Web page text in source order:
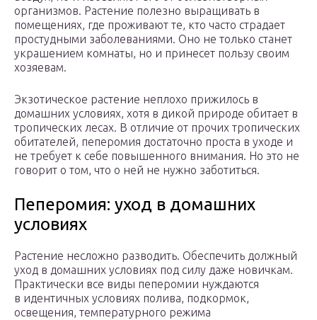
организмов. Растение полезно выращивать в
помещениях, где проживают те, кто часто страдает
простудными заболеваниями. Оно не только станет
украшением комнаты, но и принесет пользу своим
хозяевам.
Экзотическое растение неплохо прижилось в
домашних условиях, хотя в дикой природе обитает в
тропических лесах. В отличие от прочих тропических
обитателей, пеперомия достаточно проста в уходе и
не требует к себе повышенного внимания. Но это не
говорит о том, что о ней не нужно заботиться.
Пеперомия: уход в домашних
условиях
Растение несложно разводить. Обеспечить должный
уход в домашних условиях под силу даже новичкам.
Практически все виды пеперомии нуждаются
в идентичных условиях полива, подкормок,
освещения, температурного режима